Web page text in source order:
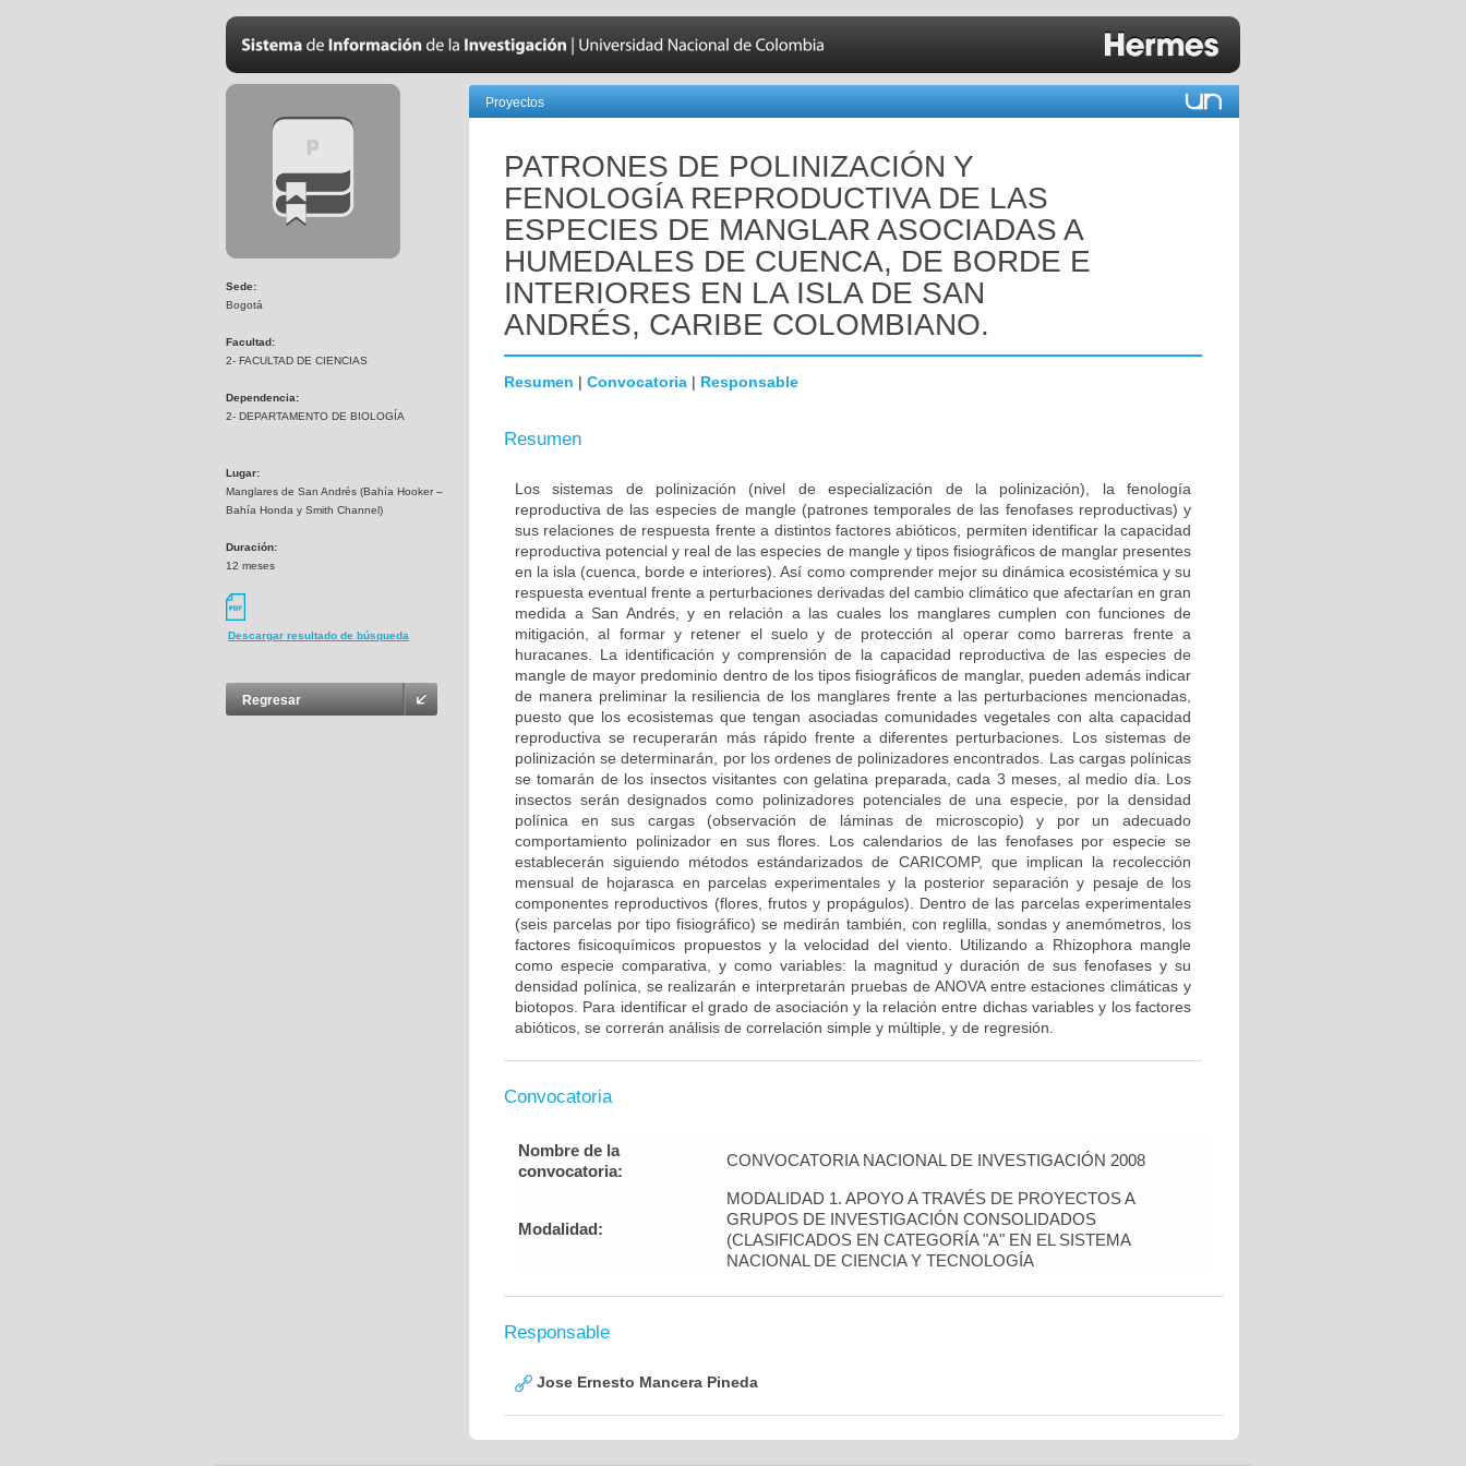
Sede:
Bogotá
Facultad:
2- FACULTAD DE CIENCIAS
Dependencia:
2- DEPARTAMENTO DE BIOLOGÍA
Lugar:
Manglares de San Andrés (Bahía Hooker –
Bahía Honda y Smith Channel)
Duración:
12 meses
Descargar resultado de búsqueda
Regresar
Proyectos
PATRONES DE POLINIZACIÓN Y
FENOLOGÍA REPRODUCTIVA DE LAS
ESPECIES DE MANGLAR ASOCIADAS A
HUMEDALES DE CUENCA, DE BORDE E
INTERIORES EN LA ISLA DE SAN
ANDRÉS, CARIBE COLOMBIANO.
Resumen | Convocatoria | Responsable
Resumen
Los sistemas de polinización (nivel de especialización de la polinización), la fenología
reproductiva de las especies de mangle (patrones temporales de las fenofases reproductivas) y
sus relaciones de respuesta frente a distintos factores abióticos, permiten identificar la capacidad
reproductiva potencial y real de las especies de mangle y tipos fisiográficos de manglar presentes
en la isla (cuenca, borde e interiores). Así como comprender mejor su dinámica ecosistémica y su
respuesta eventual frente a perturbaciones derivadas del cambio climático que afectarían en gran
medida a San Andrés, y en relación a las cuales los manglares cumplen con funciones de
mitigación, al formar y retener el suelo y de protección al operar como barreras frente a
huracanes. La identificación y comprensión de la capacidad reproductiva de las especies de
mangle de mayor predominio dentro de los tipos fisiográficos de manglar, pueden además indicar
de manera preliminar la resiliencia de los manglares frente a las perturbaciones mencionadas,
puesto que los ecosistemas que tengan asociadas comunidades vegetales con alta capacidad
reproductiva se recuperarán más rápido frente a diferentes perturbaciones. Los sistemas de
polinización se determinarán, por los ordenes de polinizadores encontrados. Las cargas polínicas
se tomarán de los insectos visitantes con gelatina preparada, cada 3 meses, al medio día. Los
insectos serán designados como polinizadores potenciales de una especie, por la densidad
polínica en sus cargas (observación de láminas de microscopio) y por un adecuado
comportamiento polinizador en sus flores. Los calendarios de las fenofases por especie se
establecerán siguiendo métodos estándarizados de CARICOMP, que implican la recolección
mensual de hojarasca en parcelas experimentales y la posterior separación y pesaje de los
componentes reproductivos (flores, frutos y propágulos). Dentro de las parcelas experimentales
(seis parcelas por tipo fisiográfico) se medirán también, con reglilla, sondas y anemómetros, los
factores fisicoquímicos propuestos y la velocidad del viento. Utilizando a Rhizophora mangle
como especie comparativa, y como variables: la magnitud y duración de sus fenofases y su
densidad polínica, se realizarán e interpretarán pruebas de ANOVA entre estaciones climáticas y
biotopos. Para identificar el grado de asociación y la relación entre dichas variables y los factores
abióticos, se correrán análisis de correlación simple y múltiple, y de regresión.
Convocatoria
Nombre de la
convocatoria:
CONVOCATORIA NACIONAL DE INVESTIGACIÓN 2008
Modalidad:
MODALIDAD 1. APOYO A TRAVÉS DE PROYECTOS A
GRUPOS DE INVESTIGACIÓN CONSOLIDADOS
(CLASIFICADOS EN CATEGORÍA "A" EN EL SISTEMA
NACIONAL DE CIENCIA Y TECNOLOGÍA
Responsable
Jose Ernesto Mancera Pineda